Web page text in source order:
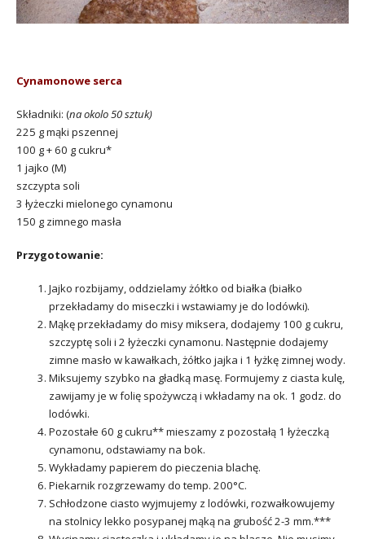
Cynamonowe serca
Składniki: (na okolo 50 sztuk)
225 g mąki pszennej
100 g + 60 g cukru*
1 jajko (M)
szczypta soli
3 łyżeczki mielonego cynamonu
150 g zimnego masła
Przygotowanie:
Jajko rozbijamy, oddzielamy żółtko od białka (białko
przekładamy do miseczki i wstawiamy je do lodówki).
Mąkę przekładamy do misy miksera, dodajemy 100 g cukru,
szczyptę soli i 2 łyżeczki cynamonu. Następnie dodajemy
zimne masło w kawałkach, żółtko jajka i 1 łyżkę zimnej wody.
Miksujemy szybko na gładką masę. Formujemy z ciasta kulę,
zawijamy je w folię spożywczą i wkładamy na ok. 1 godz. do
lodówki.
Pozostałe 60 g cukru** mieszamy z pozostałą 1 łyżeczką
cynamonu, odstawiamy na bok.
Wykładamy papierem do pieczenia blachę.
Piekarnik rozgrzewamy do temp. 200°C.
Schłodzone ciasto wyjmujemy z lodówki, rozwałkowujemy
na stolnicy lekko posypanej mąką na grubość 2-3 mm.***